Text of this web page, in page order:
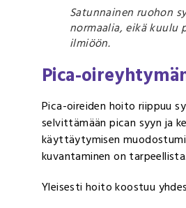
Satunnainen ruohon
normaalia, eikä kuulu
ilmiöön.
Pica-
Pica-oireiden hoito riippuu
selvittämään pican syyn ja
käyttäytymisen
kuvantaminen on tarpeellista.
Yleisesti hoito koostuu